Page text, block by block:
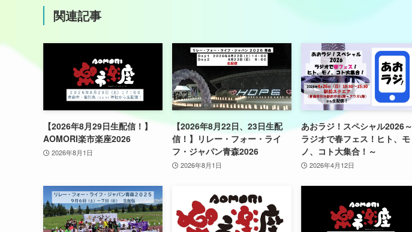
関連記事
【2026年8月29日生配信！】
AOMORI楽市楽座2026
2026年8月1日
【2026年8月22日、23日生配
信！】リレー・フォー・ライ
フ・ジャパン青森2026
2026年8月1日
あおラジ！スペシャル2026～
ラジオで春フェス！ヒト、モ
ノ、コト大集合！～
2026年4月12日